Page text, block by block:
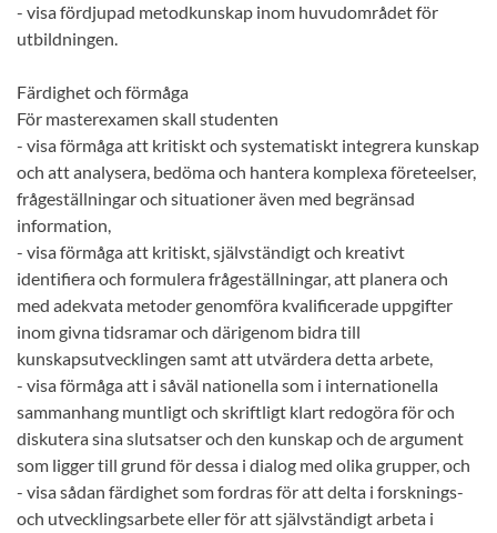
- visa fördjupad metodkunskap inom huvudområdet för
utbildningen.
Färdighet och förmåga
För masterexamen skall studenten
- visa förmåga att kritiskt och systematiskt integrera kunskap
och att analysera, bedöma och hantera komplexa företeelser,
frågeställningar och situationer även med begränsad
information,
- visa förmåga att kritiskt, självständigt och kreativt
identifiera och formulera frågeställningar, att planera och
med adekvata metoder genomföra kvalificerade uppgifter
inom givna tidsramar och därigenom bidra till
kunskapsutvecklingen samt att utvärdera detta arbete,
- visa förmåga att i såväl nationella som i internationella
sammanhang muntligt och skriftligt klart redogöra för och
diskutera sina slutsatser och den kunskap och de argument
som ligger till grund för dessa i dialog med olika grupper, och
- visa sådan färdighet som fordras för att delta i forsknings-
och utvecklingsarbete eller för att självständigt arbeta i